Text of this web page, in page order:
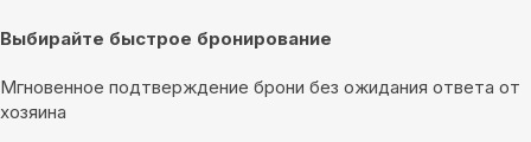
Выбирайте быстрое бронирование
Мгновенное подтверждение брони без ожидания ответа от
хозяина